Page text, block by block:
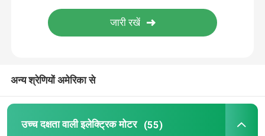
स्थायी चुंबक तुल्यकालिक मोटर्स
फ्रिक्वेंसी परिवर्तक
अन्य श्रेणियों अमेरिका से
उच्च दक्षता वाली इलेक्ट्रिक मोटर (55)